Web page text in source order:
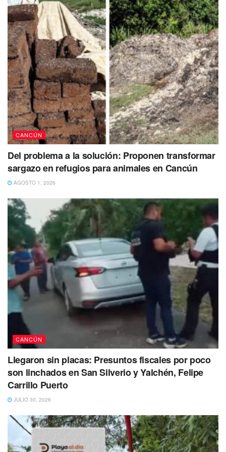
CANCÚN
Del problema a la solución: Proponen transformar
sargazo en refugios para animales en Cancún
AGOSTO 1, 2026
CANCÚN
Llegaron sin placas: Presuntos fiscales por poco
son linchados en San Silverio y Yalchén, Felipe
Carrillo Puerto
JULIO 30, 2026